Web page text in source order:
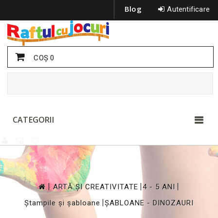
Autentificare
Blog
COŞ0
CATEGORII
>
ARTĂ ȘI CREATIVITATE
>
4 - 5 ANI
Ștampile și șabloane
ȘABLOANE - DINOZAURI